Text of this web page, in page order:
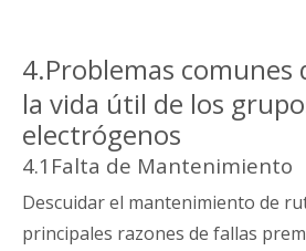
4.Problemas comunes
la vida útil de los
electrógenos
4.1Falta de Mantenimiento
Descuidar el mantenimiento de
principales razones de fallas